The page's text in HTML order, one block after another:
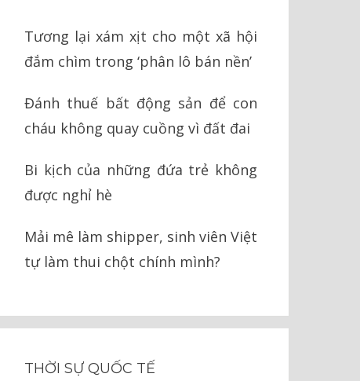
Tương lại xám xịt cho một xã hội
đắm chìm trong ‘phân lô bán nền’
Đánh thuế bất động sản để con
cháu không quay cuồng vì đất đai
Bi kịch của những đứa trẻ không
được nghỉ hè
Mải mê làm shipper, sinh viên Việt
tự làm thui chột chính mình?
THỜI SỰ QUỐC TẾ